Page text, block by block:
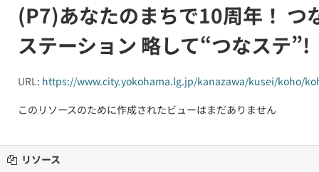
(P7)あなたのまちで10周年！ つ
ステーション 略して“つなステ”!
URL: https://www.city.yokohama.lg.jp/kanazawa/kusei/koho/
このリソースのために作成されたビューはまだありません
リソース